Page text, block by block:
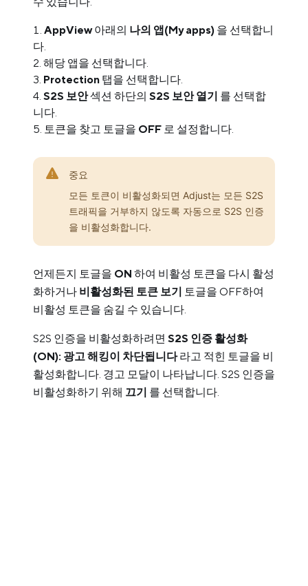
AppView아래의 나의 앱(My apps) 을 선택합니
다.
해당 앱을 선택합니다.
Protection 탭을 선택합니다.
S2S 보안섹션 하단의 S2S 보안 열기 를 선택합
니다.
토큰을 찾고 토글을 OFF 로 설정합니다.
중요
모든 토큰이 비활성화되면 Adjust는 모든 S2S
트래픽을 거부하지 않도록 자동으로 S2S 인증
을 비활성화합니다.
언제든지 토글을 ON 하여 비활성 토큰을 다시 활성
화하거나 비활성화된 토큰 보기 토글을 OFF하여
비활성 토큰을 숨길 수 있습니다.
S2S 인증을 비활성화하려면 S2S 인증 활성화
(ON): 광고 해킹이 차단됩니다라고 적힌 토글을 비
활성화합니다. 경고 모달이 나타납니다. S2S 인증을
비활성화하기 위해 끄기 를 선택합니다.